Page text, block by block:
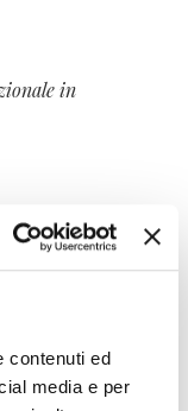
contenuti ed
media e per
in
in